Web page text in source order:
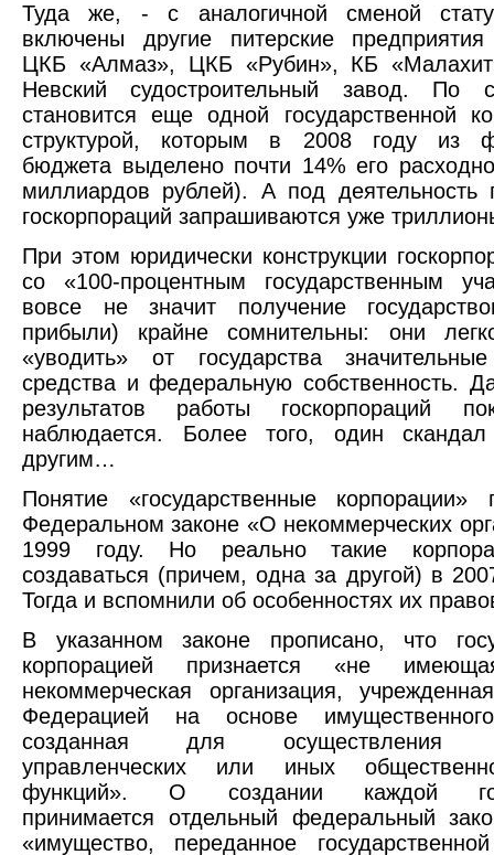
Туда же, - с аналогичной сменой
включены другие питерские предприятия
ЦКБ «Алмаз», ЦКБ «Рубин», КБ
Невский судостроительный завод. По
становится еще одной государственной
структурой, которым в 2008 году из
бюджета выделено почти 14% его
миллиардов рублей). А под деятельность
госкорпораций запрашиваются уже
При этом юридически конструкции
со «100-процентным государственным
вовсе не значит получение
прибыли) крайне сомнительны: они
«уводить» от государства
средства и федеральную собственность.
результатов работы госкорпораций
наблюдается. Более того, один
другим…
Понятие «государственные корпорации»
Федеральном законе «О некоммерческих
1999 году. Но реально такие
создаваться (причем, одна за другой) в
Тогда и вспомнили об особенностях их
В указанном законе прописано, что
корпорацией признается «не
некоммерческая организация,
Федерацией на основе
созданная для осуществления
управленческих или иных
функций». О создании каждой
принимается отдельный федеральный
«имущество, переданное